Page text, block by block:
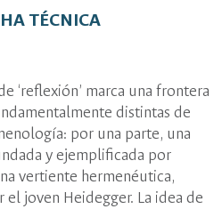
TÉCNICA
‘reflexión’ marca una frontera
distintas de
por una parte, una
y ejemplificada por
vertiente hermenéutica,
el joven Heidegger. La idea de
Editorial e inicie el
documento de
Los libros en PDF se
vez confirmado el pago.
se podrán reclamar en el
edificio de Posgrados de 9 a.
presentando el comprobante
hacer el pedido del
Nacional*
* Barranquilla,
Cúcuta, Ibagué, Medellín,
Para otros destinos
tarifa de envío alWhatsApp
correo: